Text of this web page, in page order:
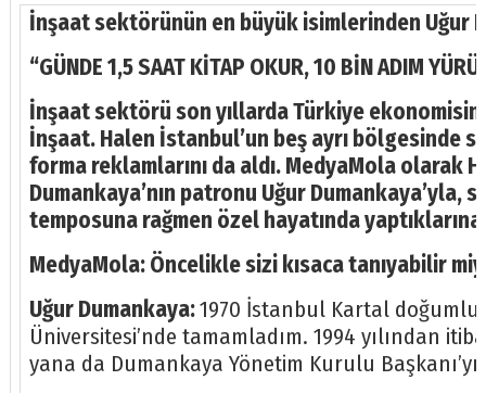
İnşaat sektörünün en büyük isimlerinden Uğur
“GÜNDE 1,5 SAAT KİTAP OKUR, 10 BİN ADIM
İnşaat sektörü son yıllarda Türkiye
İnşaat. Halen İstanbul’un beş ayrı bölgesinde
forma reklamlarını da aldı. MedyaMola olarak
Dumankaya’nın patronu Uğur Dumankaya’yla,
temposuna rağmen özel hayatında
MedyaMola: Öncelikle sizi kısaca tanıyabilir
Uğur Dumankaya:1970 İstanbul Kartal
Üniversitesi’nde tamamladım. 1994 yılından
yana da Dumankaya Yönetim Kurulu